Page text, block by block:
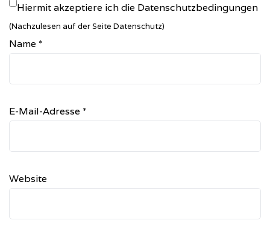
Hiermit akzeptiere ich die Datenschutzbedingungen
(Nachzulesen auf der Seite Datenschutz)
Name *
E-Mail-Adresse *
Website